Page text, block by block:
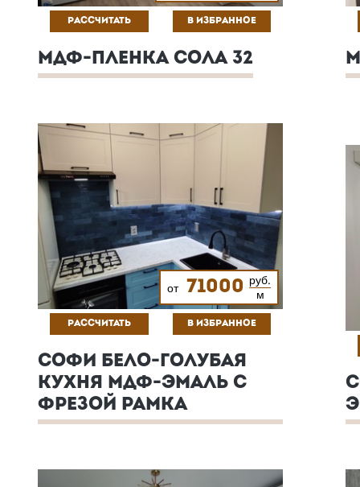
РАССЧИТАТЬ В ИЗБРАННОЕ
МДФ-ПЛЕНКА СОЛА 32
от 71000 руб.
м
РАССЧИТАТЬ В ИЗБРАННОЕ
СОФИ БЕЛО-ГОЛУБАЯ
КУХНЯ МДФ-ЭМАЛЬ С
ФРЕЗОЙ РАМКА